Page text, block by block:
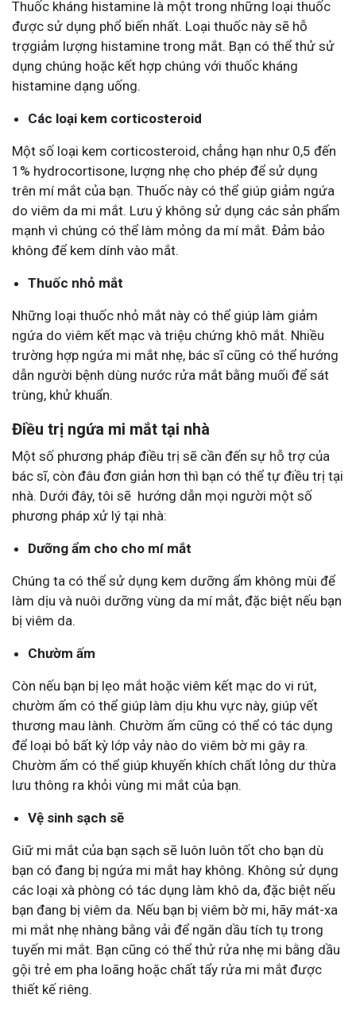
Thuốc kháng histamine là một trong những loại thuốc
được sử dụng phổ biến nhất. Loại thuốc này sẽ hỗ
trợgiảm lượng histamine trong mắt. Bạn có thể thử sử
dụng chúng hoặc kết hợp chúng với thuốc kháng
histamine dạng uống.
Các loại kem corticosteroid
Một số loại kem corticosteroid, chẳng hạn như 0,5 đến
1% hydrocortisone, lượng nhẹ cho phép để sử dụng
trên mí mắt của bạn. Thuốc này có thể giúp giảm ngứa
do viêm da mi mắt. Lưu ý không sử dụng các sản phẩm
mạnh vì chúng có thể làm mỏng da mí mắt. Đảm bảo
không để kem dính vào mắt.
Thuốc nhỏ mắt
Những loại thuốc nhỏ mắt này có thể giúp làm giảm
ngứa do viêm kết mạc và triệu chứng khô mắt. Nhiều
trường hợp ngứa mi mắt nhẹ, bác sĩ cũng có thể hướng
dẫn người bệnh dùng nước rửa mắt bằng muối để sát
trùng, khử khuẩn.
Điều trị ngứa mi mắt tại nhà
Một số phương pháp điều trị sẽ cần đến sự hỗ trợ của
bác sĩ, còn đâu đơn giản hơn thì bạn có thể tự điều trị tại
nhà. Dưới đây, tôi sẽ hướng dẫn mọi người một số
phương pháp xử lý tại nhà:
Dưỡng ẩm cho cho mí mắt
Chúng ta có thể sử dụng kem dưỡng ẩm không mùi để
làm dịu và nuôi dưỡng vùng da mí mắt, đặc biệt nếu bạn
bị viêm da.
Chườm ấm
Còn nếu bạn bị lẹo mắt hoặc viêm kết mạc do vi rút,
chườm ấm có thể giúp làm dịu khu vực này, giúp vết
thương mau lành. Chườm ấm cũng có thể có tác dụng
để loại bỏ bất kỳ lớp vảy nào do viêm bờ mi gây ra.
Chườm ấm có thể giúp khuyến khích chất lỏng dư thừa
lưu thông ra khỏi vùng mi mắt của bạn.
Vệ sinh sạch sẽ
Giữ mi mắt của bạn sạch sẽ luôn luôn tốt cho bạn dù
bạn có đang bị ngứa mi mắt hay không. Không sử dụng
các loại xà phòng có tác dụng làm khô da, đặc biệt nếu
bạn đang bị viêm da. Nếu bạn bị viêm bờ mi, hãy mát-xa
mi mắt nhẹ nhàng bằng vải để ngăn dầu tích tụ trong
tuyến mi mắt. Bạn cũng có thể thử rửa nhẹ mi bằng dầu
gội trẻ em pha loãng hoặc chất tẩy rửa mi mắt được
thiết kế riêng.